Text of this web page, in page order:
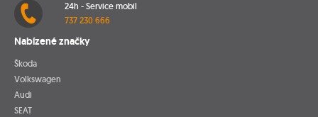
24h - Service mobil
737 230 666
Nabízené značky
Škoda
Volkswagen
Audi
SEAT